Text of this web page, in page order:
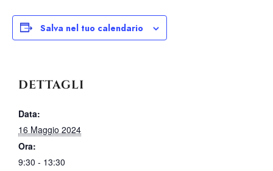
Salva nel tuo calendario
DETTAGLI
Data:
16 Maggio 2024
Ora:
9:30 - 13:30